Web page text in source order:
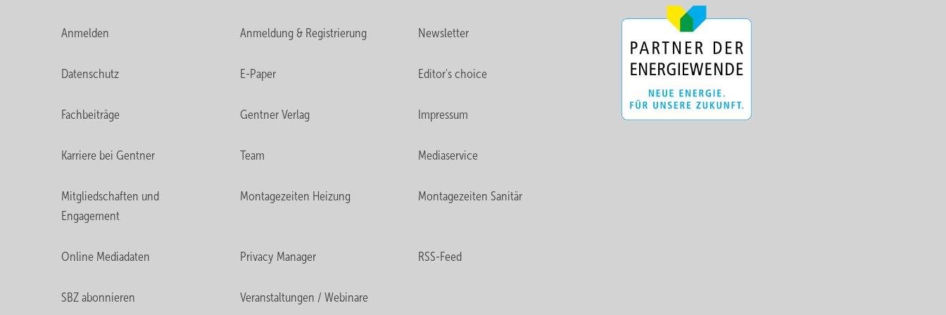
Anmelden Anmeldung & Registrierung Newsletter
Datenschutz E-Paper Editor's choice
Fachbeiträge Gentner Verlag Impressum
Karriere bei Gentner Team Mediaservice
Mitgliedschaften und
Engagement
Montagezeiten Heizung Montagezeiten Sanitär
Online Mediadaten Privacy Manager RSS-Feed
SBZ abonnieren Veranstaltungen / Webinare